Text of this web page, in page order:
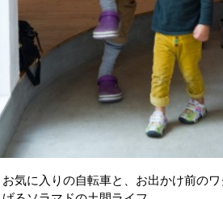
お気に入りの自転車と、お出かけ前の